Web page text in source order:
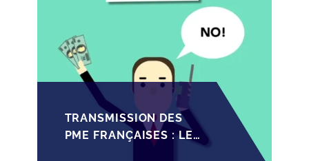
TRANSMISSION DES
PME FRANÇAISES : LES